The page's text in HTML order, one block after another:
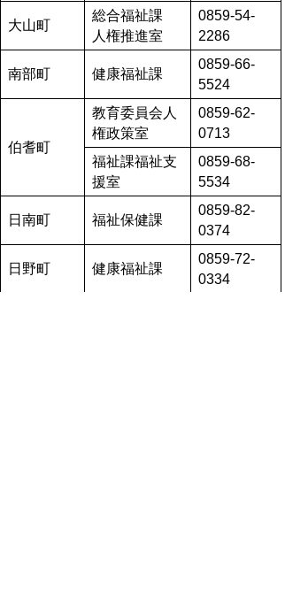
大山町
総合福祉課
人権推進室
0859-54-
2286
南部町 健康福祉課
0859-66-
5524
伯耆町
教育委員会人
権政策室
0859-62-
0713
福祉課福祉支
援室
0859-68-
5534
日南町 福祉保健課
0859-82-
0374
日野町 健康福祉課
0859-72-
0334